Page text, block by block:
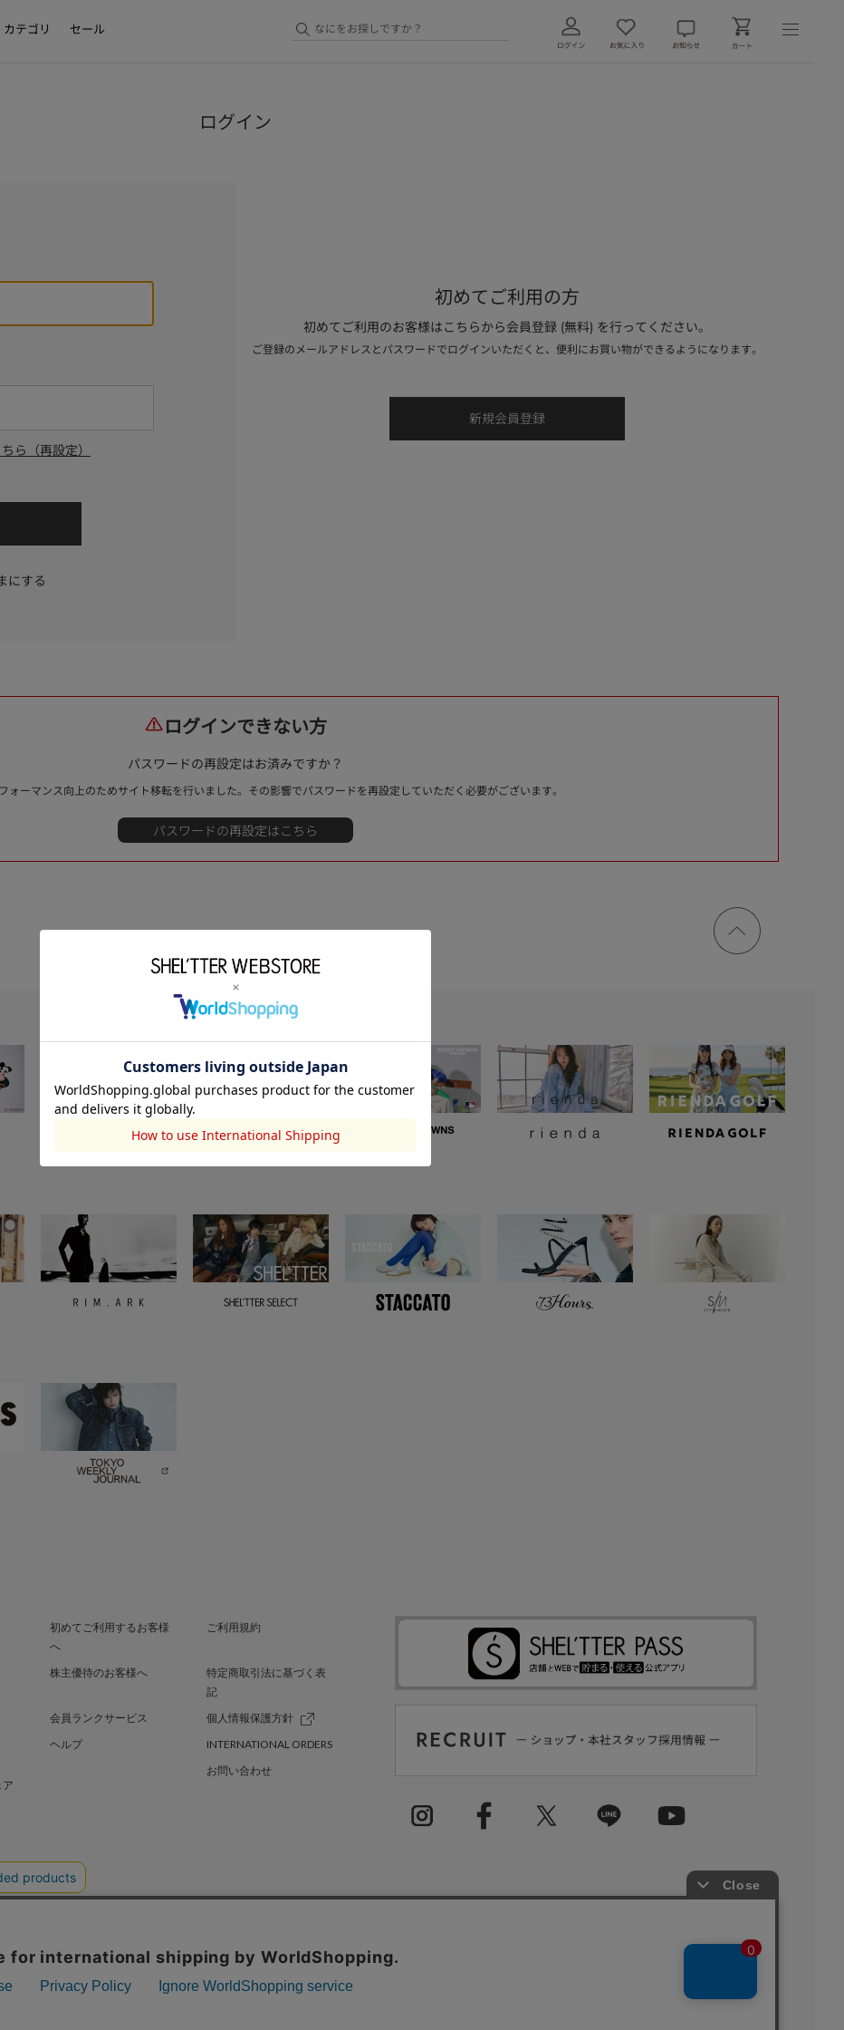
カテゴリ セール
ログイン
ら（再設定）
にする
初めてご利用の方
初めてご利用のお客様はこちらから会員登録 (無料) を行ってください。
ご登録のメールアドレスとパスワードでログインいただくと、便利にお買い物ができるようになります。
ログインできない方
パスワードの再設定はお済みですか？
ォーマンス向上のためサイト移転を行いました。その影響でパスワードを再設定していただく必要がございます。
ページ
トップ
初めてご利用するお客様
へ
ご利用規約
株主優待のお客様へ
特定商取引法に基づく表
記
会員ランクサービス
個人情報保護方針
ヘルプ
INTERNATIONAL ORDERS
お問い合わせ
GREEN 採用情報